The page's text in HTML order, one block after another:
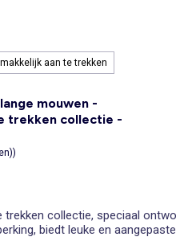
makkelijk aan te trekken
mouwen -
trekken collectie -
trekken collectie, speciaal
biedt leuke en